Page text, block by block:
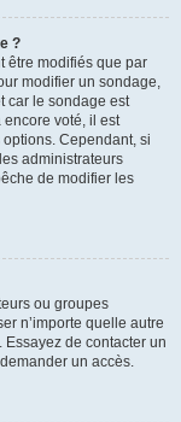
?
être modifiés que par
modifier un sondage,
car le sondage est
encore voté, il est
Cependant, si
administrateurs
de modifier les
ou groupes
n’importe quelle autre
de contacter un
un accès.